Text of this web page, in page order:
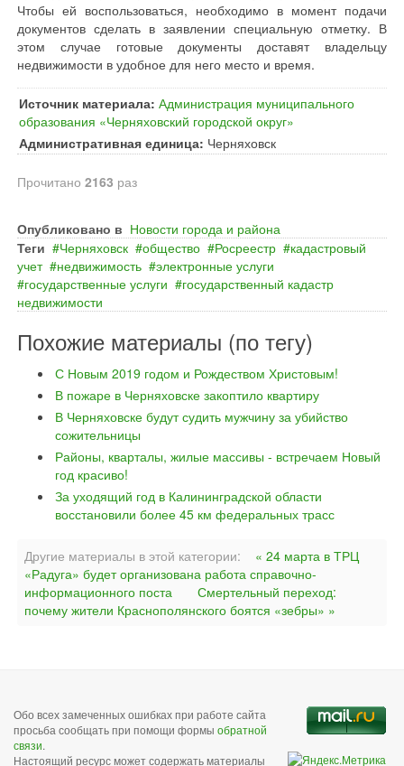
Чтобы ей воспользоваться, необходимо в момент подачи
документов сделать в заявлении специальную отметку. В
этом случае готовые документы доставят владельцу
недвижимости в удобное для него место и время.
Источник материала: Администрация муниципального
образования «Черняховский городской округ»
Административная единица: Черняховск
Прочитано 2163 раз
Опубликовано в Новости города и района
Теги
Черняховск общество Росреестр
кадастровый
учет
недвижимость
электронные услуги
государственные услуги
государственный кадастр
недвижимости
Похожие материалы (по тегу)
С Новым 2019 годом и Рождеством Христовым!
В пожаре в Черняховске закоптило квартиру
В Черняховске будут судить мужчину за убийство
сожительницы
Районы, кварталы, жилые массивы - встречаем Новый
год красиво!
За уходящий год в Калининградской области
восстановили более 45 км федеральных трасс
Другие материалы в этой категории:
« 24 марта в ТРЦ
«Радуга» будет организована работа справочно-
информационного поста
Смертельный переход:
почему жители Краснополянского боятся «зебры» »
Обо всех замеченных ошибках при работе сайта
просьба сообщать при помощи формы обратной
связи.
Настоящий ресурс может содержать материалы